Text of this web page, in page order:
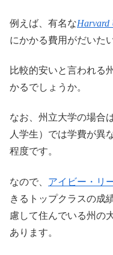
例えば、有名なHarvard
にかかる費用がだいた
比較的安いと言われる
かるでしょうか。
なお、州立大学の場合
人学生）では学費が異
程度です。
なので、 アイビー・リ
きるトップクラスの成
慮して住んでいる州の
あります。